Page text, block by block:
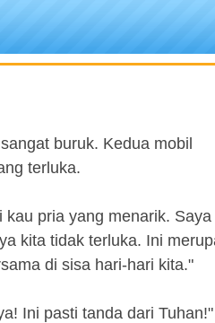
buruk. Kedua mobil
terluka.
pria yang menarik. Saya
kita tidak terluka. Ini
di sisa hari-hari kita."
Ini pasti tanda dari Tuhan!"